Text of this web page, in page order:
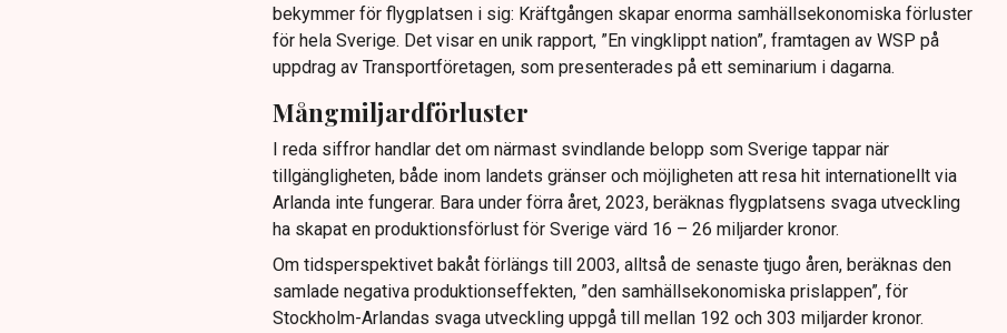
bekymmer för flygplatsen i sig: Kräftgången skapar enorma samhällsekonomiska förluster
för hela Sverige. Det visar en unik rapport, ”En vingklippt nation”, framtagen av WSP på
uppdrag av Transportföretagen, som presenterades på ett seminarium i dagarna.
Mångmiljardförluster
I reda siffror handlar det om närmast svindlande belopp som Sverige tappar när
tillgängligheten, både inom landets gränser och möjligheten att resa hit internationellt via
Arlanda inte fungerar. Bara under förra året, 2023, beräknas flygplatsens svaga utveckling
ha skapat en produktionsförlust för Sverige värd 16 – 26 miljarder kronor.
Om tidsperspektivet bakåt förlängs till 2003, alltså de senaste tjugo åren, beräknas den
samlade negativa produktionseffekten, ”den samhällsekonomiska prislappen”, för
Stockholm-Arlandas svaga utveckling uppgå till mellan 192 och 303 miljarder kronor.